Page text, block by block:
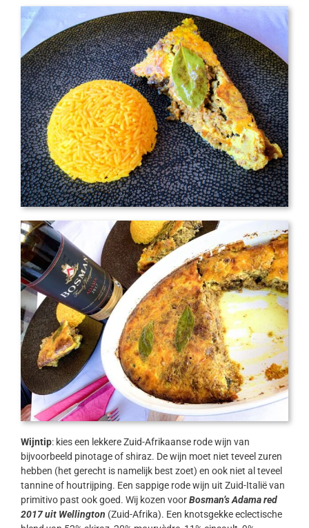
Wijntip: kies een lekkere Zuid-Afrikaanse rode wijn van
bijvoorbeeld pinotage of shiraz. De wijn moet niet teveel zuren
hebben (het gerecht is namelijk best zoet) en ook niet al teveel
tannine of houtrijping. Een sappige rode wijn uit Zuid-Italië van
primitivo past ook goed. Wij kozen voorBosman’s Adama red
2017 uit Wellington (Zuid-Afrika). Een knotsgekke eclectische